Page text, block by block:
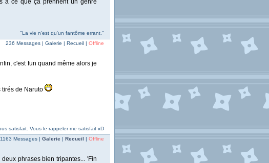
a ce que ça prennent un genre
"La vie n'est qu'un fantôme errant."
236 Messages | Galerie | Recueil | Offline
c'est fun quand même alors je
tirés de Naruto
satisfait. Vous le rappeler me satisfait xD
1163 Messages | Galerie | Recueil | Offline
phrases bien tripantes... 'Fin